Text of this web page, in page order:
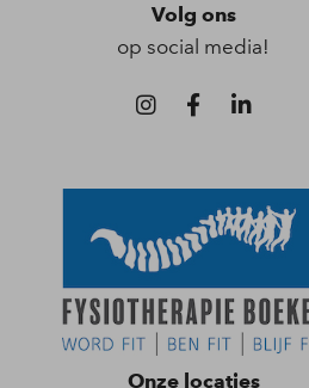
Volg ons
op social media!
Onze locaties